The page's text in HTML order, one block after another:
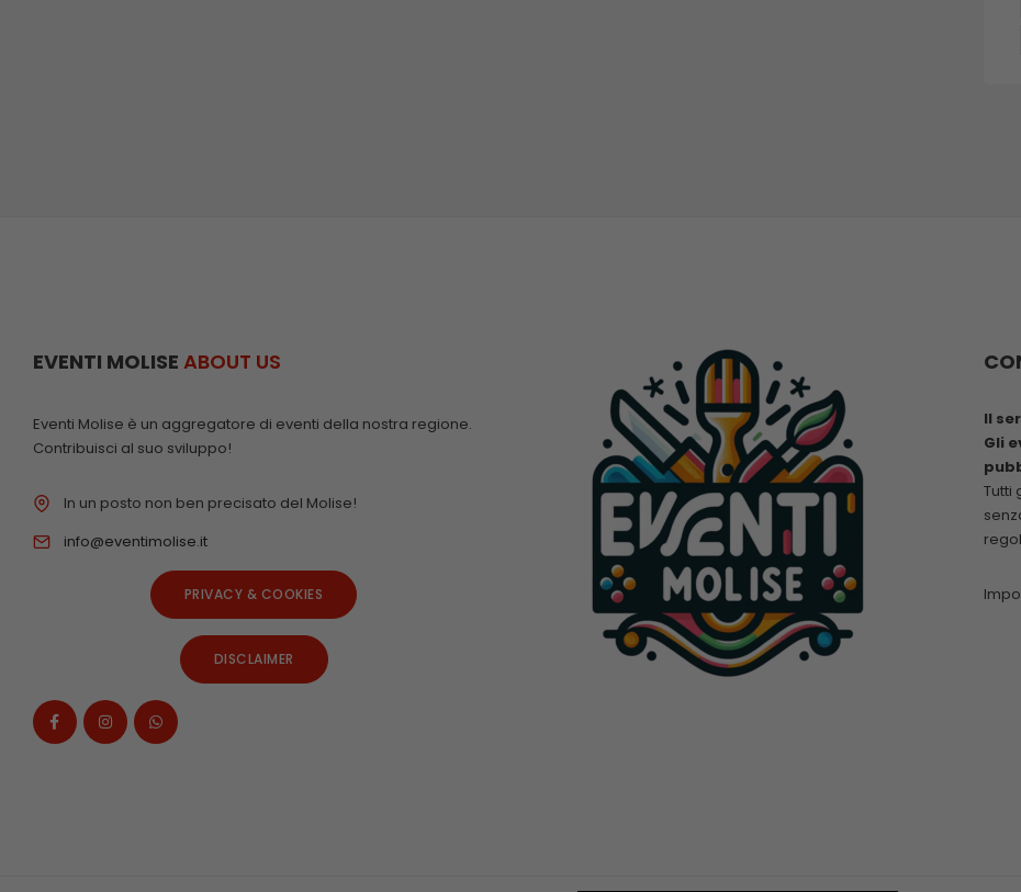
EVENTI MOLISE ABOUT US
Eventi Molise è un aggregatore di eventi della nostra regione.
Contribuisci al suo sviluppo!
In un posto non ben precisato del Molise!
info@eventimolise.it
PRIVACY & COOKIES
DISCLAIMER
Il
Gli
Tutti